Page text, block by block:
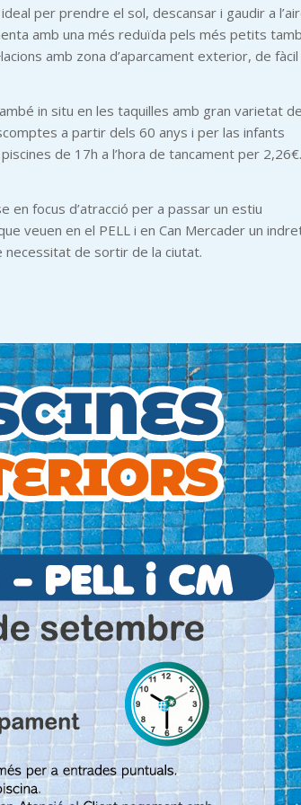
per prendre el sol, descansar i gaudir a
amb una més reduïda pels més petits
amb zona d’aparcament exterior, de fàcil
in situ en les taquilles amb gran varietat
a partir dels 60 anys i per las infants
de 17h a l’hora de tancament per 2,26€.
en focus d’atracció per a passar un estiu
veuen en el PELL i en Can Mercader un
necessitat de sortir de la ciutat.